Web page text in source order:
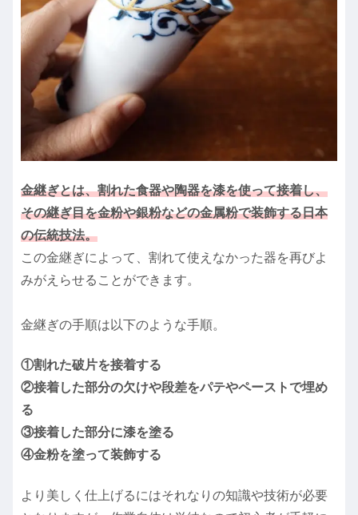
金継ぎとは、割れた食器や陶器を漆を使って接着し、
その継ぎ目を金粉や銀粉などの金属粉で装飾する日本
の伝統技法。
この金継ぎによって、割れて使えなかった器を再びよ
みがえらせることができます。
金継ぎの手順は以下のような手順。
①割れた破片を接着する
②接着した部分の欠けや段差をパテやペーストで埋め
る
③接着した部分に漆を塗る
④金粉を塗って装飾する
より美しく仕上げるにはそれなりの知識や技術が必要